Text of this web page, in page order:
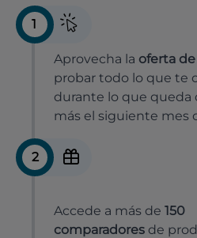
1
Aprovecha la oferta
probar todo lo que te
durante lo que queda
más el siguiente mes
2
Accede a más de 150
comparadores de